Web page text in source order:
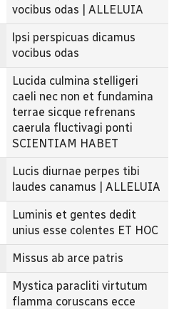
vocibus odas | ALLELUIA
lpsi perspicuas dicamus
vocibus odas
Lucida culmina stelligeri
caeli nec non et fundamina
terrae sicque refrenans
caerula fluctivagi ponti
SCIENTIAM HABET
Lucis diurnae perpes tibi
laudes canamus | ALLELUIA
Luminis et gentes dedit
unius esse colentes ET HOC
Missus ab arce patris
Mystica paracliti virtutum
flamma coruscans ecce